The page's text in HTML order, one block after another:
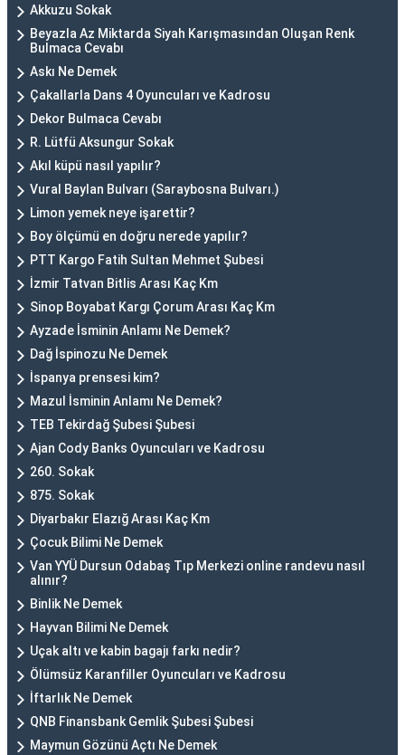
Akkuzu Sokak
Beyazla Az Miktarda Siyah Karışmasından Oluşan Renk
Bulmaca Cevabı
Askı Ne Demek
Çakallarla Dans 4 Oyuncuları ve Kadrosu
Dekor Bulmaca Cevabı
R. Lütfü Aksungur Sokak
Akıl küpü nasıl yapılır?
Vural Baylan Bulvarı (Saraybosna Bulvarı.)
Limon yemek neye işarettir?
Boy ölçümü en doğru nerede yapılır?
PTT Kargo Fatih Sultan Mehmet Şubesi
İzmir Tatvan Bitlis Arası Kaç Km
Sinop Boyabat Kargı Çorum Arası Kaç Km
Ayzade İsminin Anlamı Ne Demek?
Dağ İspinozu Ne Demek
İspanya prensesi kim?
Mazul İsminin Anlamı Ne Demek?
TEB Tekirdağ Şubesi Şubesi
Ajan Cody Banks Oyuncuları ve Kadrosu
260. Sokak
875. Sokak
Diyarbakır Elazığ Arası Kaç Km
Çocuk Bilimi Ne Demek
Van YYÜ Dursun Odabaş Tıp Merkezi online randevu nasıl
alınır?
Binlik Ne Demek
Hayvan Bilimi Ne Demek
Uçak altı ve kabin bagajı farkı nedir?
Ölümsüz Karanfiller Oyuncuları ve Kadrosu
İftarlık Ne Demek
QNB Finansbank Gemlik Şubesi Şubesi
Maymun Gözünü Açtı Ne Demek